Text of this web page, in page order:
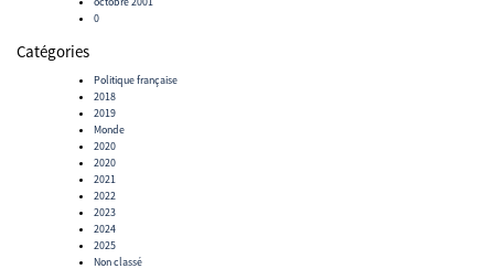
0
Catégories
Politique française
2018
2019
Monde
2020
2020
2021
2022
2023
2024
2025
Non classé